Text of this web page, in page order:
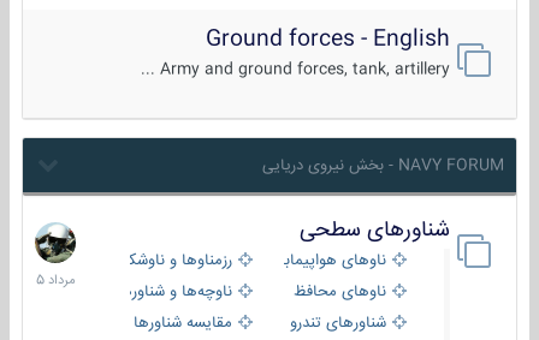
Ground forces - English
Army and ground forces, tank, artillery ...
NAVY FORUM - بخش نیروی دریایی
شناورهای سطحی
ناوهای هواپیمابر و بالگرد بررزمناوها و ناوشکن‌ها
ناوهای محافظ
ناوچه‌ها و شناورهای گشتی
شناورهای تندرو
مقایسه شناورها
2
مرداد
1405